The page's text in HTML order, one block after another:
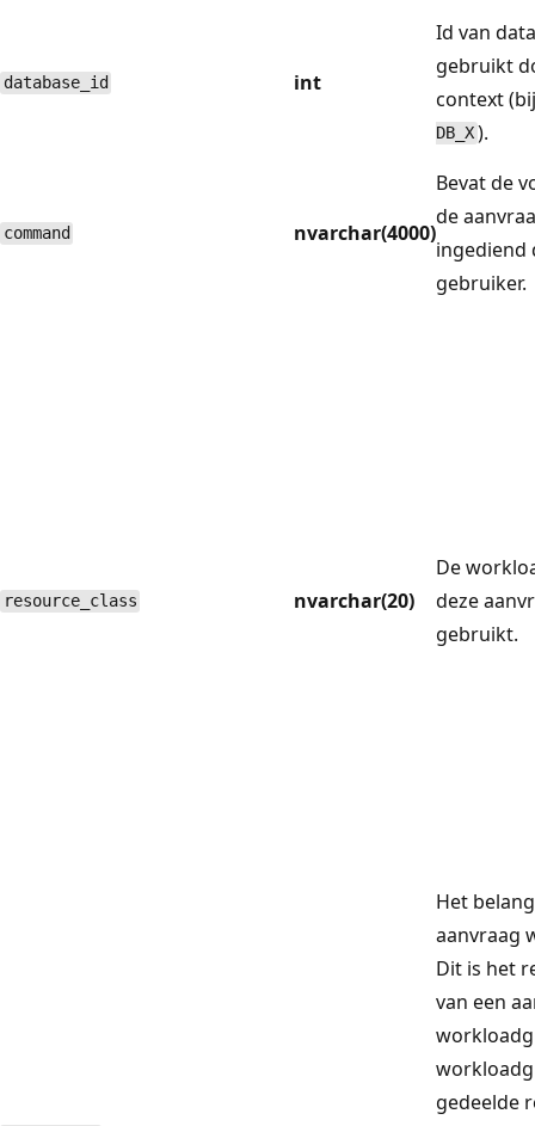
database_id int
Id van
gebruikt
context
DB_X).
command nvarchar(4000)
Bevat de
de
ingediend
gebruiker.
resource_class nvarchar(20)
De
deze
gebruikt.
Het
aanvraag
Dit is het
van een
gedeelde